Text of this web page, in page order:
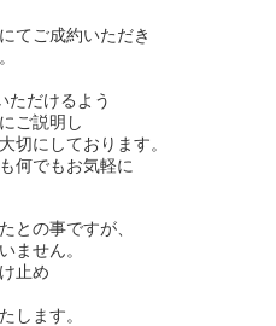
てご成約いただき
ただけるよう
ご説明し
切にしております。
何でもお気軽に
との事ですが、
ません。
止め
します。